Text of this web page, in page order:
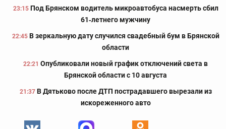
23:15 Под Брянском водитель микроавтобуса насмерть сбил
61‑летнего мужчину
22:45 В зеркальную дату случился свадебный бум в Брянской
области
22:21 Опубликовали новый график отключений света в
Брянской области с 10 августа
21:37 В Дятьково после ДТП пострадавшего вырезали из
искореженного авто